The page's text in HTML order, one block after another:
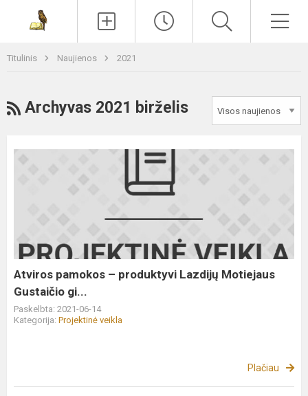
Titulinis Naujienos 2021
RSS
Archyvas 2021 birželis
Atviros
Gustaičio
gi...
Atviros pamokos – produktyvi Lazdijų Motiejaus
Gustaičio gi...
Paskelbta: 2021-06-14
Kategorija: Projektinė veikla
Plačiau